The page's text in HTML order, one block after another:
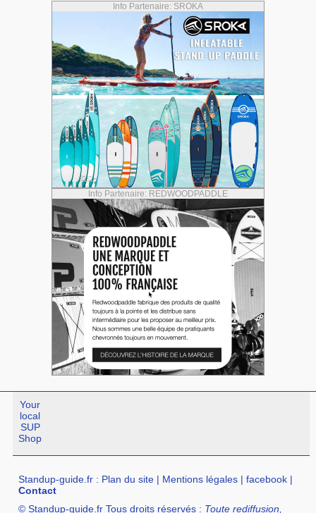
Info Partenaire: SROKA
Info Partenaire: REDWOODPADDLE
Your
local
SUP
Shop
Standup-guide.fr : Plan du site | Mentions légales |facebook |
Contact
© Standup-guide.fr Tous droits réservés : Toute rediffusion,